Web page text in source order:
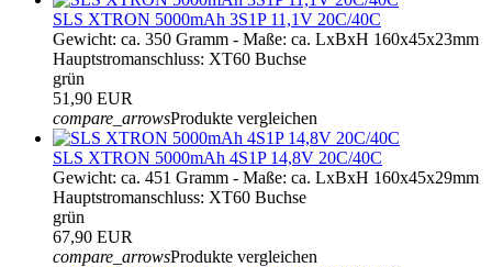
SLS XTRON 5000mAh 3S1P 11,1V 20C/40C
Gewicht: ca. 350 Gramm - Maße: ca. LxBxH 160x45x23mm
Hauptstromanschluss: XT60 Buchse
grün
51,90 EUR
compare_arrowsProdukte vergleichen
SLS XTRON 5000mAh 4S1P 14,8V 20C/40C
Gewicht: ca. 451 Gramm - Maße: ca. LxBxH 160x45x29mm
Hauptstromanschluss: XT60 Buchse
grün
67,90 EUR
compare_arrowsProdukte vergleichen